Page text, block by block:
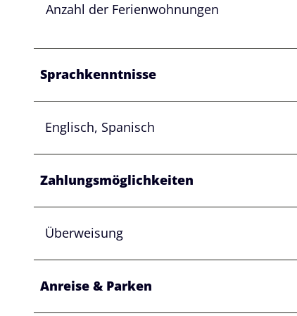
Anzahl der Ferienwohnungen
Sprachkenntnisse
Englisch, Spanisch
Zahlungsmöglichkeiten
Überweisung
Anreise & Parken